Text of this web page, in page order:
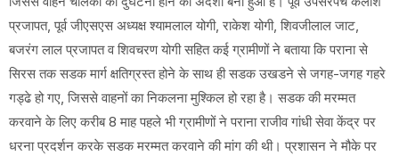
प्रजापत, पूर्व जीएसएस अध्यक्ष श्यामलाल योगी, राकेश योगी, शिवजीलाल जाट,
बजरंग लाल प्रजापत व शिवचरण योगी सहित कई ग्रामीणों ने बताया कि पराना से
सिरस तक सडक मार्ग क्षतिग्रस्त होने के साथ ही सडक उखडने से जगह-जगह गहरे
गड्ढे हो गए, जिससे वाहनों का निकलना मुश्किल हो रहा है। सडक की मरम्मत
करवाने के लिए करीब 8 माह पहले भी ग्रामीणों ने पराना राजीव गांधी सेवा केंद्र पर
धरना प्रदर्शन करके सडक मरम्मत करवाने की मांग की थी। प्रशासन ने मौके पर